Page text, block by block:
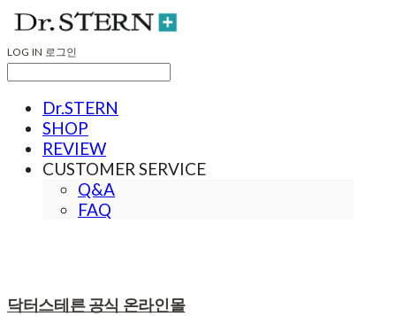
LOG IN 로그인
Dr.STERN
SHOP
REVIEW
CUSTOMER SERVICE
Q&A
FAQ
닥터스테른 공식 온라인몰